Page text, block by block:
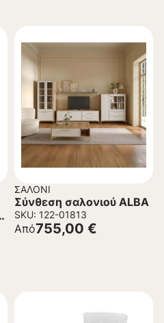
ΣΑΛΌΝΙ
Σύνθεση σαλονιού ALBA
SKU: 122-01813
755,00 €
Από